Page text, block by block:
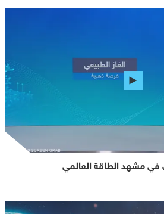
في مشهد الطاقة العالمي